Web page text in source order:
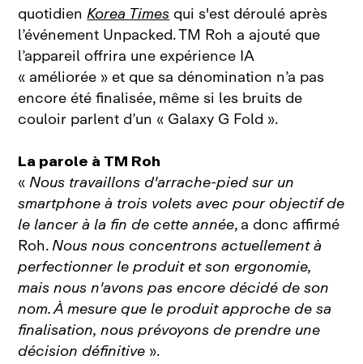
quotidienKorea Timesqui s'est déroulé après
l’événement Unpacked. TM Roh a ajouté que
l’appareil offrira une expérience IA
« améliorée » et que sa dénomination n’a pas
encore été finalisée, même si les bruits de
couloir parlent d’un « Galaxy G Fold ».
La parole à TM Roh
«Nous travaillons d'arrache‑pied sur un
smartphone à trois volets avec pour objectif de
le lancer à la fin de cette année, a donc affirmé
Roh.Nous nous concentrons actuellement à
perfectionner le produit et son ergonomie,
mais nous n'avons pas encore décidé de son
nom. À mesure que le produit approche de sa
finalisation, nous prévoyons de prendre une
décision définitive ».